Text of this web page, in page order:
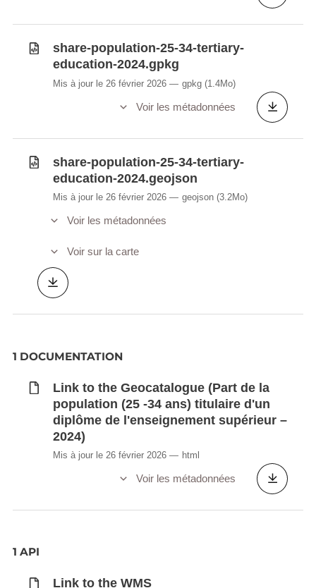
share-population-25-34-tertiary-
education-2024.gpkg
Mis à jour le 26 février 2026 gpkg (1.4Mo)
Voir les métadonnées
share-population-25-34-tertiary-
education-2024.geojson
Mis à jour le 26 février 2026 geojson (3.2Mo)
Voir les métadonnées
Voir sur la carte
1 DOCUMENTATION
Link to the Geocatalogue (Part de la
population (25 -34 ans) titulaire d'un
diplôme de l'enseignement supérieur –
2024)
Mis à jour le 26 février 2026 html
Voir les métadonnées
1 API
Link to the WMS